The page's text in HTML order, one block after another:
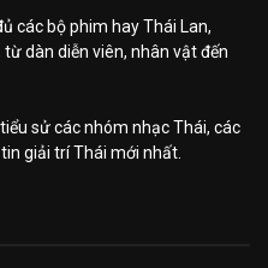
các bộ phim hay Thái Lan,
dàn diễn viên, nhân vật đến
sử các nhóm nhạc Thái, các
giải trí Thái mới nhất.